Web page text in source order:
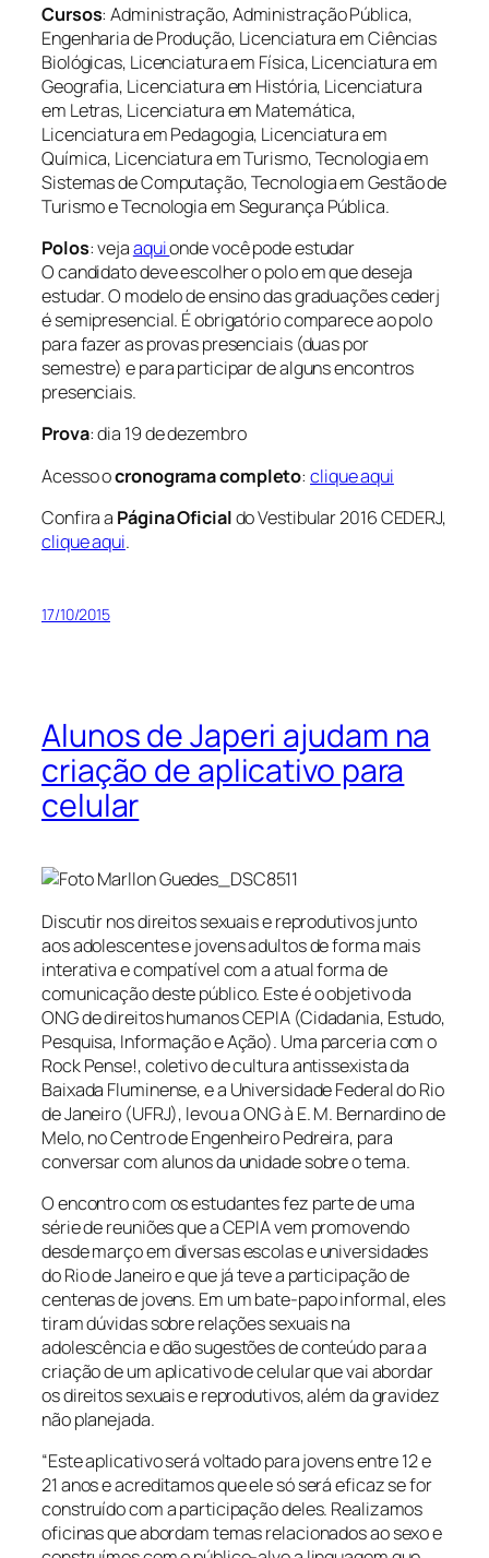
Cursos: Administração, Administração Pública,
Engenharia de Produção, Licenciatura em Ciências
Biológicas, Licenciatura em Física, Licenciatura em
Geografia, Licenciatura em História, Licenciatura
em Letras, Licenciatura em Matemática,
Licenciatura em Pedagogia, Licenciatura em
Química, Licenciatura em Turismo, Tecnologia em
Sistemas de Computação, Tecnologia em Gestão de
Turismo e Tecnologia em Segurança Pública.
Polos: vejaaquionde você pode estudar
O candidato deve escolher o polo em que deseja
estudar. O modelo de ensino das graduações cederj
é semipresencial. É obrigatório comparece ao polo
para fazer as provas presenciais (duas por
semestre) e para participar de alguns encontros
presenciais.
Prova: dia 19 de dezembro
Acesso ocronograma completo:clique aqui
Confira a Página Oficialdo Vestibular 2016 CEDERJ,
clique aqui.
17/10/2015
Alunos de Japeri ajudam na
criação de aplicativo para
celular
Discutir nos direitos sexuais e reprodutivos junto
aos adolescentes e jovens adultos de forma mais
interativa e compatível com a atual forma de
comunicação deste público. Este é o objetivo da
ONG de direitos humanos CEPIA (Cidadania, Estudo,
Pesquisa, Informação e Ação). Uma parceria com o
Rock Pense!, coletivo de cultura antissexista da
Baixada Fluminense, e a Universidade Federal do Rio
de Janeiro (UFRJ), levou a ONG à E. M. Bernardino de
Melo, no Centro de Engenheiro Pedreira, para
conversar com alunos da unidade sobre o tema.
O encontro com os estudantes fez parte de uma
série de reuniões que a CEPIA vem promovendo
desde março em diversas escolas e universidades
do Rio de Janeiro e que já teve a participação de
centenas de jovens. Em um bate-papo informal, eles
tiram dúvidas sobre relações sexuais na
adolescência e dão sugestões de conteúdo para a
criação de um aplicativo de celular que vai abordar
os direitos sexuais e reprodutivos, além da gravidez
não planejada.
“Este aplicativo será voltado para jovens entre 12 e
21 anos e acreditamos que ele só será eficaz se for
construído com a participação deles. Realizamos
oficinas que abordam temas relacionados ao sexo e